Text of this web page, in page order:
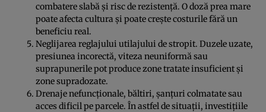
combatere slabă și risc de rezistență. O doză prea mare
poate afecta cultura și poate crește costurile fără un
beneficiu real.
Neglijarea reglajului utilajului de stropit. Duzele uzate,
presiunea incorectă, viteza neuniformă sau
suprapunerile pot produce zone tratate insuficient și
zone supradozate.
Drenaje nefuncționale, băltiri, șanțuri colmatate sau
acces dificil pe parcele. În astfel de situații, investițiile